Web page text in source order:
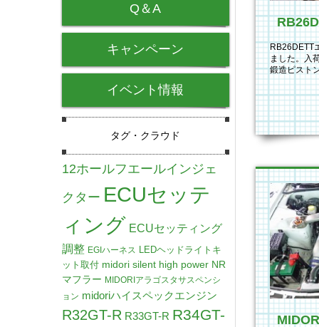
RB26DETT
ました。入
鍛造ピスト
んに依頼
Q＆A
キャンペーン
イベント情報
タグ・クラウド
12ホールフエールインジェ
クター ECUセッテ
ィング ECUセッティング
調整 EGIハーネス LEDヘッドライトキ
ット取付 midori silent high power NR
マフラー MIDORIアラゴスタサスペンシ
ョン midoriハイスペックエンジン
R32GT-R R33GT-R R34GT-